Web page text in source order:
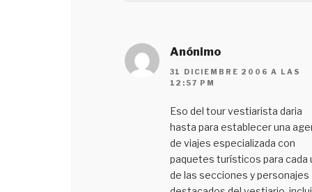
Anónimo
31 DICIEMBRE 2006 A LAS
12:57 PM
Eso del tour vestiarista daria
hasta para establecer una
de viajes especializada con
paquetes turísticos para cada
de las secciones y personajes